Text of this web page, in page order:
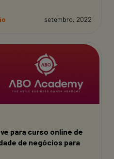
setembro, 2022
para curso online de
de negócios para